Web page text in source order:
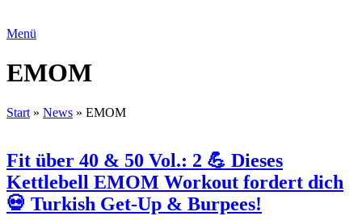
Menü
EMOM
Start » News » EMOM
Fit über 40 & 50 Vol.: 2 💪 Dieses
Kettlebell EMOM Workout fordert dich
💀 Turkish Get-Up & Burpees!